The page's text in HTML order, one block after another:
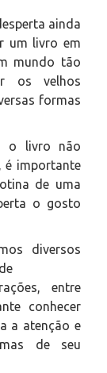
ainda
um livro em
mundo tão
os velhos
formas
o livro não
é importante
de uma
o gosto
diversos
entre
conhecer
a atenção e
de seu